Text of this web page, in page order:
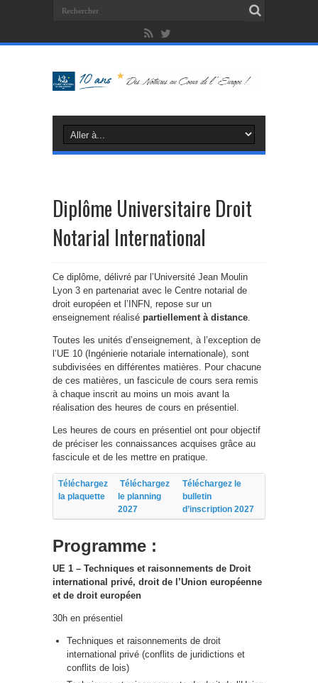
Diplôme Universitaire Droit
Notarial International
Ce diplôme, délivré par l’Université Jean Moulin
Lyon 3 en partenariat avec le Centre notarial de
droit européen et l’INFN, repose sur un
enseignement réalisé partiellement à distance.
Toutes les unités d’enseignement, à l’exception de
l’UE 10 (Ingénierie notariale internationale), sont
subdivisées en différentes matières. Pour chacune
de ces matières, un fascicule de cours sera remis
à chaque inscrit au moins un mois avant la
réalisation des heures de cours en présentiel.
Les heures de cours en présentiel ont pour objectif
de préciser les connaissances acquises grâce au
fascicule et de les mettre en pratique.
Téléchargez
la plaquette
Téléchargez
le planning
2027
Téléchargez le
bulletin
d’inscription 2027
Programme :
UE 1 – Techniques et raisonnements de Droit
international privé, droit de l ’Union européenne
et de droit européen
30h en présentiel
Techniques et raisonnements de droit
international privé (conflits de juridictions et
conflits de lois)